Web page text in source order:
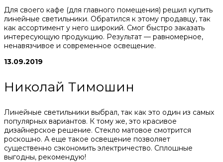
Для своего кафе (для главного помещения) решил купить
линейные светильники. Обратился к этому продавцу, так
как ассортимент у него широкий. Смог быстро заказать
интересующую продукцию. Результат — равномерное,
ненавязчивое и современное освещение.
13.09.2019
Николай Тимошин
Линейные светильники выбрал, так как это один из самых
популярных вариантов. К тому же, это красивое
дизайнерское решение. Стекло матовое смотрится
роскошно. А еще такое освещение позволяет
существенно сэкономить электричество. Сплошные
выгодны, рекомендую!